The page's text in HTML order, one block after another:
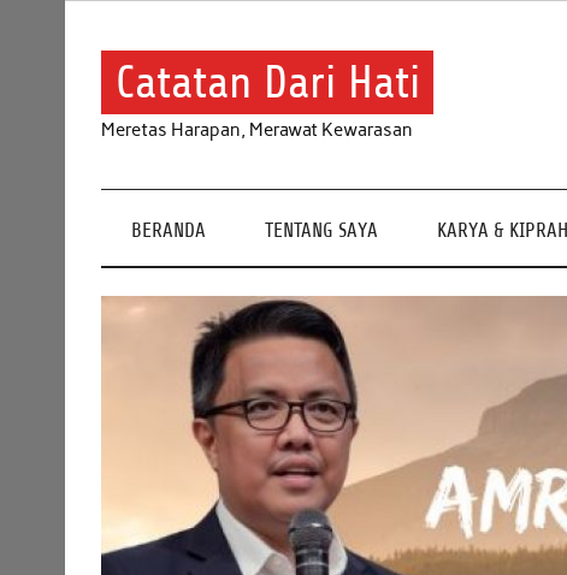
Catatan Dari Hati
Meretas Harapan, Merawat Kewarasan
BERANDA TENTANG SAYA KARYA & KIPRAH